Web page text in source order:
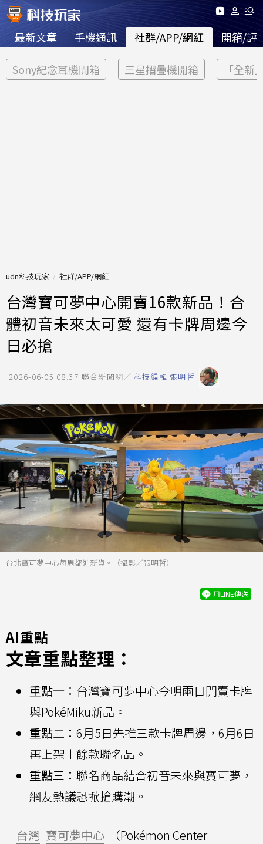
最新文章 手機通訊 社群/APP/網紅 開箱/評
Sony紀念耳機開箱 三星摺疊機開箱 「全新
udn科技玩家 社群/APP/網紅
台灣寶可夢中心開賣16款新品！合
體初音未來太可愛 還有卡牌周邊今
日必搶
2026-06-05 08:37 聯合新聞網／ 科技編輯 張明哲
台北寶可夢中心每周都進新貨。（攝影／張明哲）
用LINE傳送
AI重點
文章重點整理：
重點一： 台灣寶可夢中心今明兩日開賣卡牌
與PokéMiku新品。
重點二： 6月5日先推三款卡牌周邊，6月6日
再上架十餘款聯名品。
重點三： 聯名商品結合初音未來與寶可夢，
網友熱議恐掀搶購潮。
台灣 寶可夢中心
（Pokémon Center